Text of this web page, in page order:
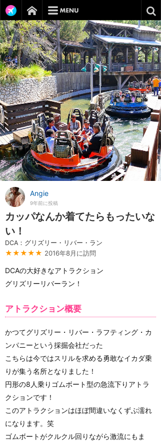
Angie
9年前に投稿
カッパなんか着てたらもったいな
い！
DCA：グリズリー・リバー・ラン
★★★★★ 2016年8月に訪問
DCAの大好きなアトラクション
グリズリーリバーラン！
アトラクション概要
かつてグリズリー・リバー・ラフティング・カ
ンパニーという採掘会社だった
こちらは今ではスリルを求める勇敢なイカダ乗
りが集う名所となりました！
円形の8人乗りゴムボート型の急流下りアトラ
クションです！
このアトラクションはほぼ間違いなくずぶ濡れ
になります。笑
ゴムボートがクルクル回りながら激流にもま